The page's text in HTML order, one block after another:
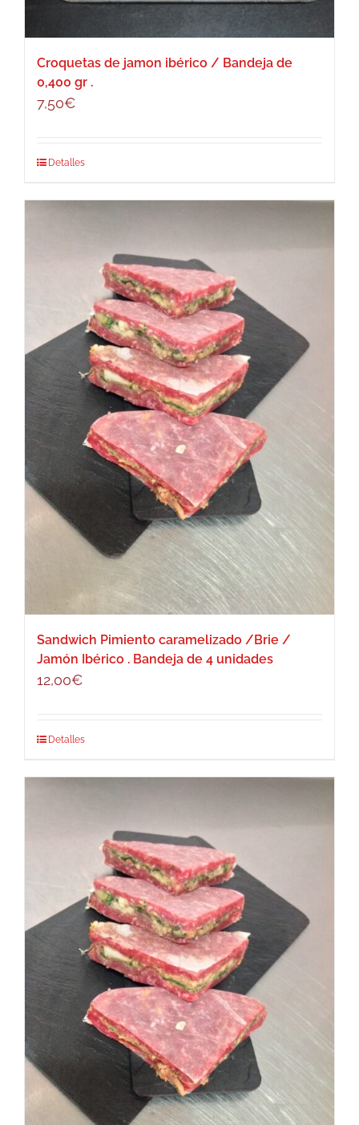
Croquetas de jamon ibérico / Bandeja de
0,400 gr .
7,50€
Detalles
Sandwich Pimiento caramelizado /Brie /
Jamón Ibérico . Bandeja de 4 unidades
12,00€
Detalles